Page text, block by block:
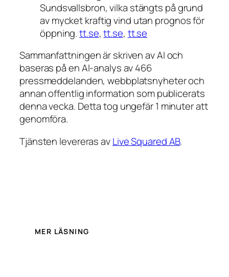
Sundsvallsbron, vilka stängts på grund
av mycket kraftig vind utan prognos för
öppning.tt.se,tt.se, tt.se
Sammanfattningen är skriven av AI och
baseras på en AI-analys av 466
pressmeddelanden, webbplatsnyheter och
annan offentlig information som publicerats
denna vecka. Detta tog ungefär 1 minuter att
genomföra.
Tjänsten levereras avLive Squared AB.
MER LÄSNING